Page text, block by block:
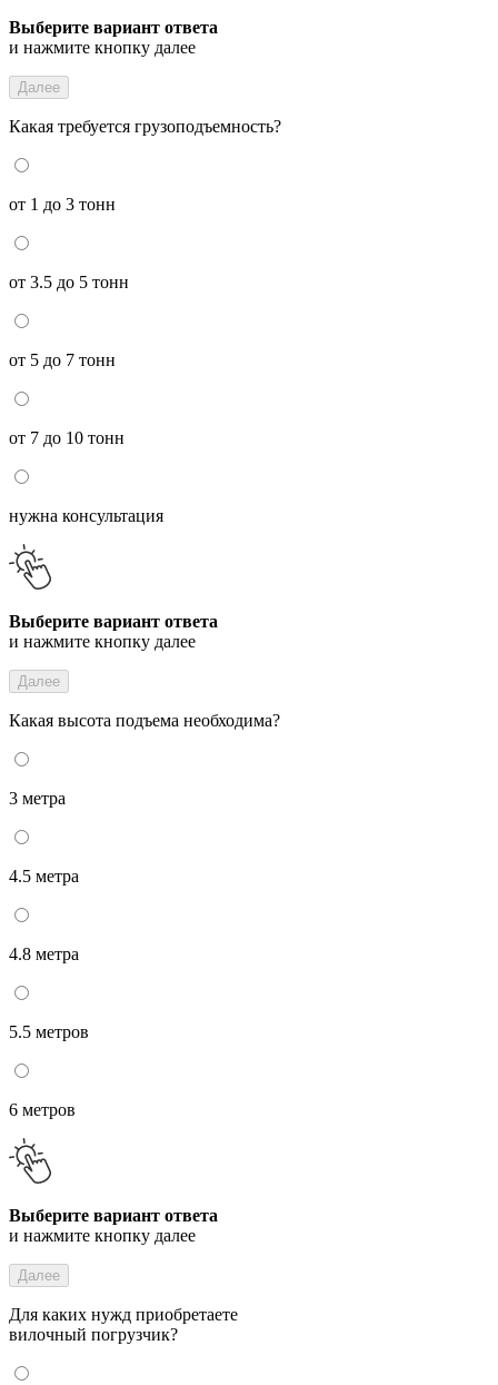
Выберите вариант ответа
и нажмите кнопку далее
Далее
Какая требуется грузоподъемность?
от 1 до 3 тонн
от 3.5 до 5 тонн
от 5 до 7 тонн
от 7 до 10 тонн
нужна консультация
Выберите вариант ответа
и нажмите кнопку далее
Далее
Какая высота подъема необходима?
3 метра
4.5 метра
4.8 метра
5.5 метров
6 метров
Выберите вариант ответа
и нажмите кнопку далее
Далее
Для каких нужд приобретаете
вилочный погрузчик?